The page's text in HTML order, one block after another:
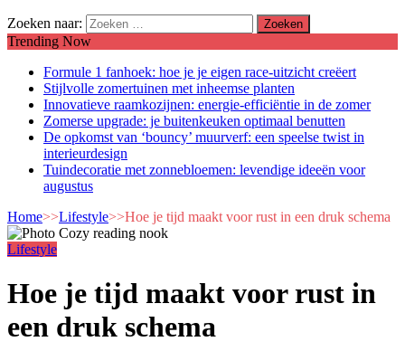
Zoeken naar:
Trending Now
Formule 1 fanhoek: hoe je je eigen race-uitzicht creëert
Stijlvolle zomertuinen met inheemse planten
Innovatieve raamkozijnen: energie-efficiëntie in de zomer
Zomerse upgrade: je buitenkeuken optimaal benutten
De opkomst van ‘bouncy’ muurverf: een speelse twist in
interieurdesign
Tuindecoratie met zonnebloemen: levendige ideeën voor
augustus
Home>>Lifestyle>>Hoe je tijd maakt voor rust in een druk schema
Lifestyle
Hoe je tijd maakt voor rust in
een druk schema